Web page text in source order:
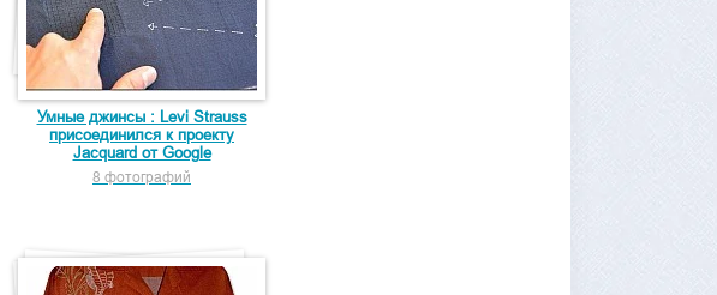
Умные джинсы : Levi Strauss
присоединился к проекту
Jacquard от Google
8 фотографий